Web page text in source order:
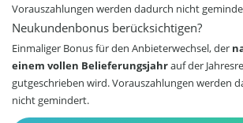
Vorauszahlungen werden dadurch nicht
Neukundenbonus berücksichtigen?
Einmaliger Bonus für den Anbieterwechsel, der
einem vollen Belieferungsjahrauf der
gutgeschrieben wird. Vorauszahlungen werden
nicht gemindert.